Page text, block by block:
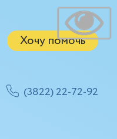
Хочу помочь
(3822) 22-72-92